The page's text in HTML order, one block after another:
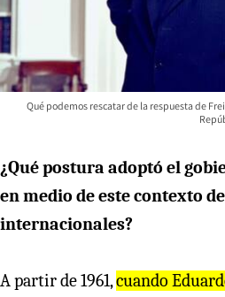
Qué podemos rescatar de la respuesta de
¿Qué postura adoptó el
en medio de este contexto
internacionales?
A partir de 1961,cuando Eduar